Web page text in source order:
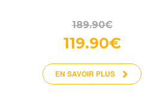
189.90€
119.90€
EN SAVOIR PLUS